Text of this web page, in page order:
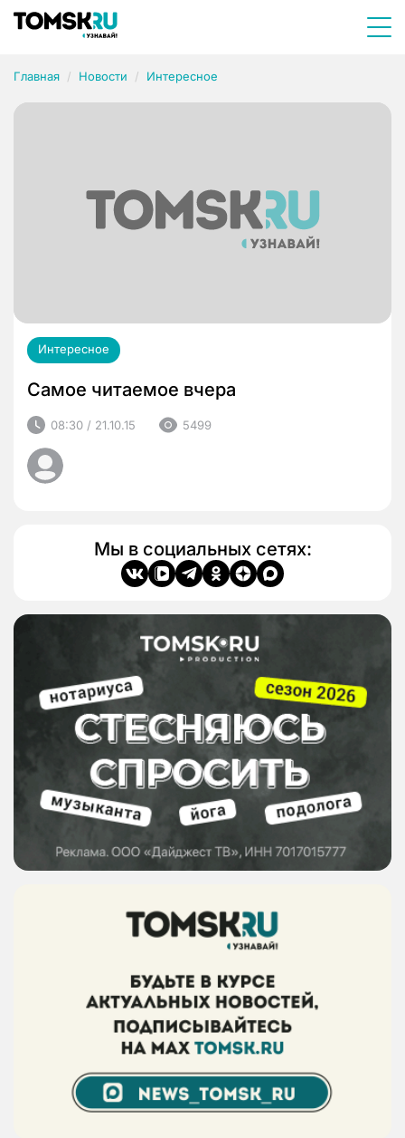
Главная Новости Интересное
Интересное
Самое читаемое вчера
08:30 / 21.10.15 5499
Мы в социальных сетях: